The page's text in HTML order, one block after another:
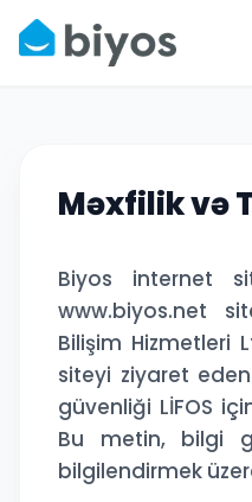
Məxfilik və
Biyos internet
www.biyos.net
Bilişim Hizmetleri
siteyi ziyaret
güvenliği LİFOS
Bu metin, bilgi
bilgilendirmek